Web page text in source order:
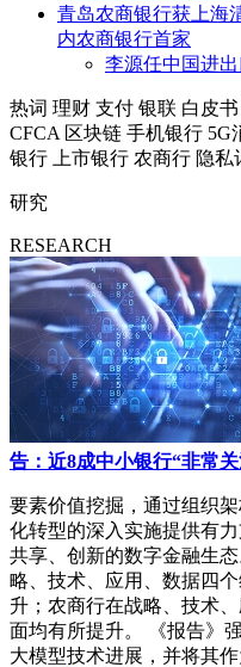
青岛农商银行获上海
内农商银行首家
李源任中国进
热词 理财 支付 银联 白皮书
CFCA 区块链 手机银行 5G
银行
上市银行 农商行 隐私
研究
RESEARCH
告：近8成中小银行“非常
要素价值挖掘，通过组织
化转型的深入实施提供有
共享、创新的数字金融生
略、技术、应用、数据四
升；农商行在战略、技术
面均有所提升。 《报告》
大模型技术进展，并将其